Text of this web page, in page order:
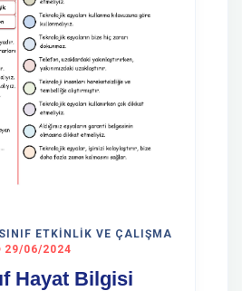
ETKINLIK VE ÇALIŞMA
29/06/2024
Hayat Bilgisi